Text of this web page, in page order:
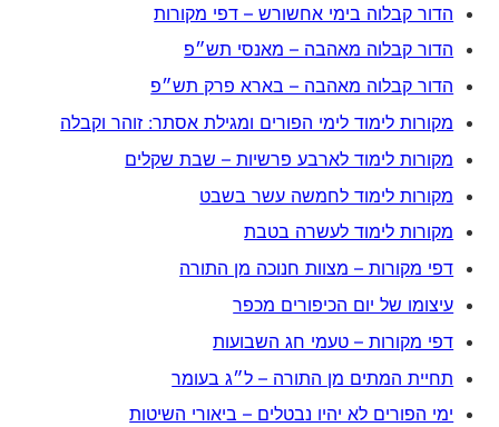
הדור קבלוה בימי אחשורש – דפי מקורות
הדור קבלוה מאהבה – מאנסי תש״פ
הדור קבלוה מאהבה – בארא פרק תש״פ
מקורות לימוד לימי הפורים ומגילת אסתר: זוהר וקבלה
מקורות לימוד לארבע פרשיות – שבת שקלים
מקורות לימוד לחמשה עשר בשבט
מקורות לימוד לעשרה בטבת
דפי מקורות – מצוות חנוכה מן התורה
עיצומו של יום הכיפורים מכפר
דפי מקורות – טעמי חג השבועות
תחיית המתים מן התורה – ל״ג בעומר
ימי הפורים לא יהיו נבטלים – ביאורי השיטות